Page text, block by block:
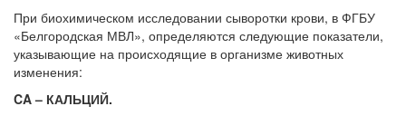
При биохимическом исследовании сыворотки крови, в ФГБУ
«Белгородская МВЛ», определяются следующие показатели,
указывающие на происходящие в организме животных
изменения:
CA – КАЛЬЦИЙ.